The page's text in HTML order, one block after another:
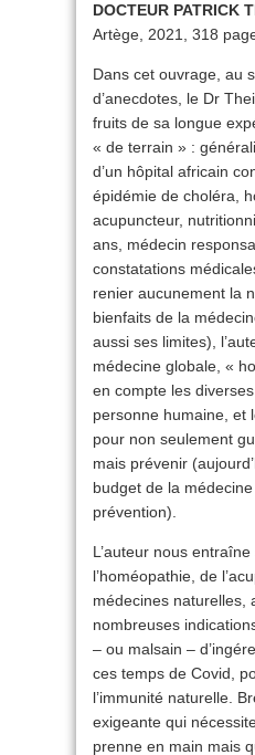
DOCTEUR PATRICK
Artège, 2021, 318
Dans cet ouvrage, au
d’anecdotes, le Dr
fruits de sa longue
« de terrain » :
d’un hôpital africain
épidémie de choléra,
acupuncteur,
ans, médecin
constatations
renier aucunement la
bienfaits de la
aussi ses limites),
médecine globale, «
en compte les
personne humaine, et
pour non seulement
mais prévenir
budget de la
prévention).
L’auteur nous
l’homéopathie, de
médecines naturelles,
nombreuses
– ou malsain –
ces temps de Covid,
l’immunité naturelle.
exigeante qui
prenne en main mais